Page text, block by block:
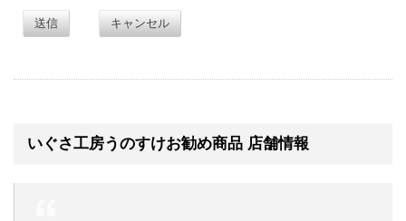
送信 キャンセル
いぐさ工房うのすけお勧め商品 店舗情報